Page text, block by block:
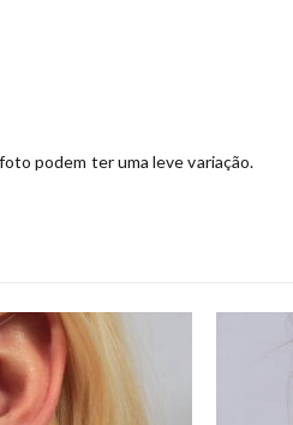
podem ter uma leve variação.